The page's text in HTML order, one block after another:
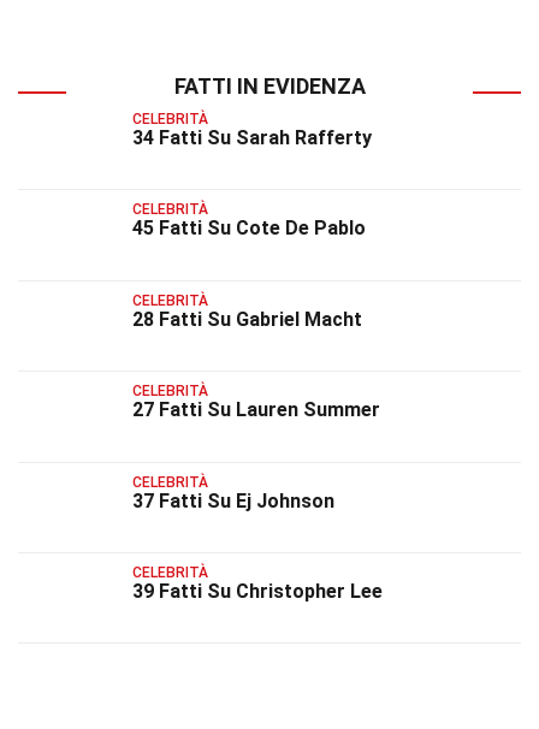
FATTI IN EVIDENZA
CELEBRITÀ
34 Fatti Su Sarah Rafferty
CELEBRITÀ
45 Fatti Su Cote De Pablo
CELEBRITÀ
28 Fatti Su Gabriel Macht
CELEBRITÀ
27 Fatti Su Lauren Summer
CELEBRITÀ
37 Fatti Su Ej Johnson
CELEBRITÀ
39 Fatti Su Christopher Lee